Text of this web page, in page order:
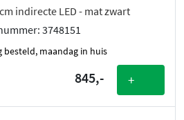
indirecte LED - mat zwart
3748151
besteld, maandag in huis
845,- +